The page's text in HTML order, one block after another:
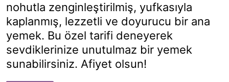
nohutla zenginleştirilmiş, yufkasıyla
kaplanmış, lezzetli ve doyurucu bir ana
yemek. Bu özel tarifi deneyerek
sevdiklerinize unutulmaz bir yemek
sunabilirsiniz. Afiyet olsun!